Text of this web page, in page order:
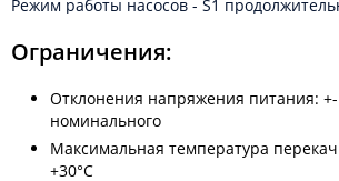
Режим работы насосов - S1
Ограничения:
Отклонения напряжения питания: +-
номинального
Максимальная температура
+30°С